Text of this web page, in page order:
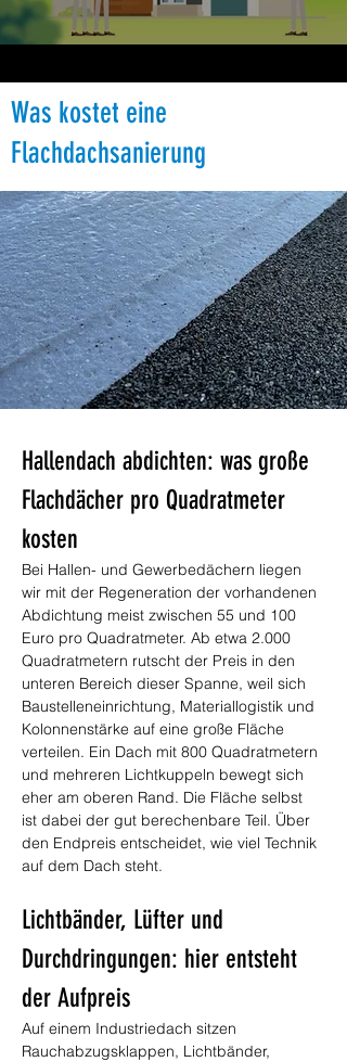
Was kostet eine
Flachdachsanierung
Hallendach abdichten: was große
Flachdächer pro Quadratmeter
kosten
Bei Hallen- und Gewerbedächern liegen
wir mit der Regeneration der vorhandenen
Abdichtung meist zwischen 55 und 100
Euro pro Quadratmeter. Ab etwa 2.000
Quadratmetern rutscht der Preis in den
unteren Bereich dieser Spanne, weil sich
Baustelleneinrichtung, Materiallogistik und
Kolonnenstärke auf eine große Fläche
verteilen. Ein Dach mit 800 Quadratmetern
und mehreren Lichtkuppeln bewegt sich
eher am oberen Rand. Die Fläche selbst
ist dabei der gut berechenbare Teil. Über
den Endpreis entscheidet, wie viel Technik
auf dem Dach steht.
Lichtbänder, Lüfter und
Durchdringungen: hier entsteht
der Aufpreis
Auf einem Industriedach sitzen
Rauchabzugsklappen, Lichtbänder,